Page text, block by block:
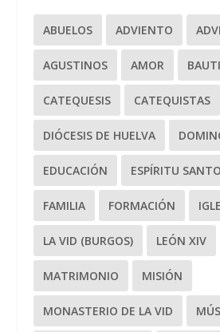
ABUELOS ADVIENTO
AGUSTINOS AMOR
CATEQUESIS CATEQUISTAS
DIÓCESIS DE HUELVA
EDUCACIÓN ESPÍRITU SANTO
FAMILIA FORMACIÓN
LA VID (BURGOS) LEÓN XIV
MATRIMONIO MISIÓN
MONASTERIO DE LA VID